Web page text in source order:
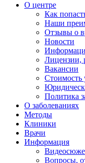
О центре
Как
Наши
Отзывы о
Новости
Лицензии,
Вакансии
Стоимость
Политика
О заболеваниях
Методы
Клиники
Врачи
Информация
Вопросы,